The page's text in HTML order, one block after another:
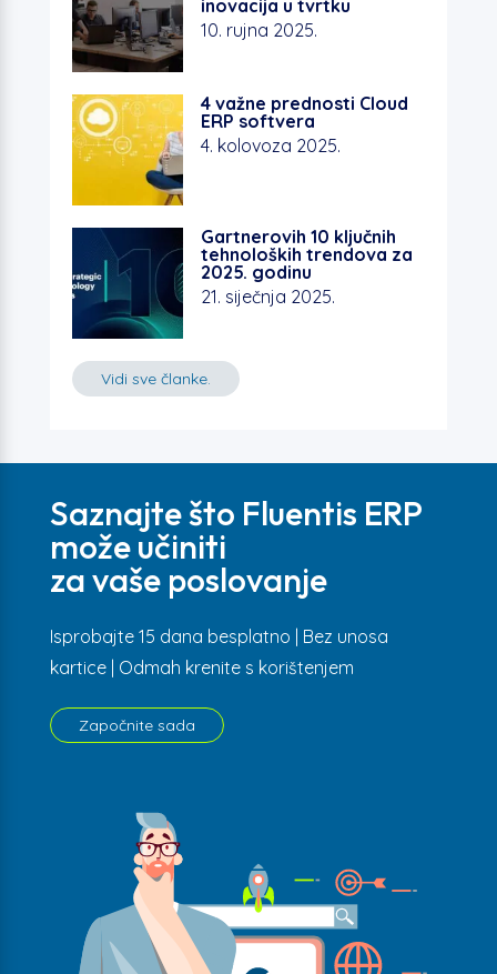
o
o
k
p
p
n
inovacija u tvrtku
10. rujna 2025.
4 važne prednosti Cloud
ERP softvera
4. kolovoza 2025.
Gartnerovih 10 ključnih
tehnoloških trendova za
2025. godinu
21. siječnja 2025.
Vidi sve članke.
Saznajte što Fluentis ERP
može učiniti
za vaše poslovanje
Isprobajte 15 dana besplatno | Bez unosa
kartice | Odmah krenite s korištenjem
Započnite sada